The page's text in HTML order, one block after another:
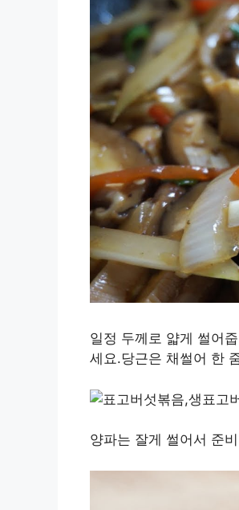
일정 두께로 얇게 썰어
세요.당근은 채썰어 한
양파는 잘게 썰어서 준